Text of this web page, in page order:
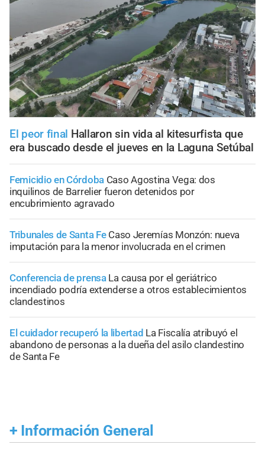
El peor final Hallaron sin vida al kitesurfista que
era buscado desde el jueves en la Laguna Setúbal
Femicidio en Córdoba Caso Agostina Vega: dos
inquilinos de Barrelier fueron detenidos por
encubrimiento agravado
Tribunales de Santa Fe Caso Jeremías Monzón: nueva
imputación para la menor involucrada en el crimen
Conferencia de prensa La causa por el geriátrico
incendiado podría extenderse a otros establecimientos
clandestinos
El cuidador recuperó la libertad La Fiscalía atribuyó el
abandono de personas a la dueña del asilo clandestino
de Santa Fe
+ Información General